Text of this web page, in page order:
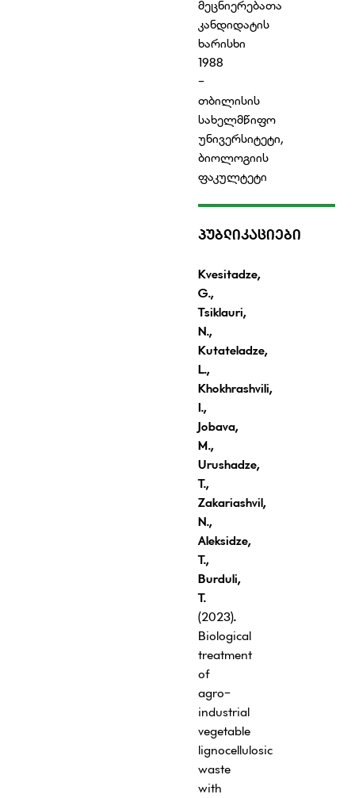
მეცნიერებათა
კანდიდატის
ხარისხი
1988
-
თბილისის
სახელმწიფო
უნივერსიტეტი,
ბიოლოგიის
ფაკულტეტი
ᲞᲣᲑᲚᲘᲙᲐᲪᲘᲔᲑᲘ
Kvesitadze,
G.,
Tsiklauri,
N.,
Kutateladze,
L.,
Khokhrashvili,
I.,
Jobava,
M.,
Urushadze,
T.,
Zakariashvil,
N.,
Aleksidze,
T.,
Burduli,
T.
(2023).
Biological
treatment
of
agro-
industrial
vegetable
lignocellulosic
waste
with